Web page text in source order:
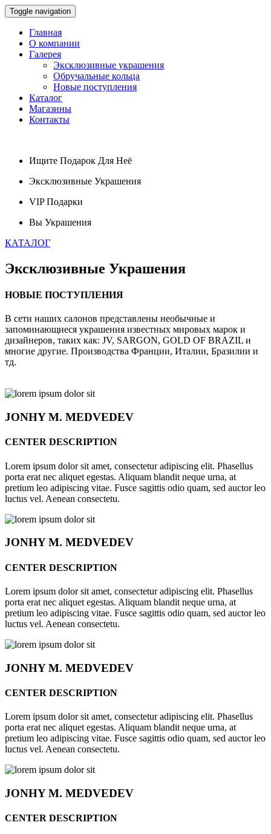
Toggle navigation
Главная
О компании
Галерея
Эксклюзивные украшения
Обручальные кольца
Новые поступления
Каталог
Магазины
Контакты
Ищите Подарок Для Неё
Эксклюзивные Украшения
VIPПодарки
Вы Украшения
КАТАЛОГ
Эксклюзивные Украшения
НОВЫЕ ПОСТУПЛЕНИЯ
В сети наших салонов представлены необычные и
запоминающиеся украшения известных мировых марок и
дизайнеров, таких как: JV, SARGON, GOLD OF BRAZIL и
многие другие. Производства Франции, Италии, Бразилии и
тд.
JONHYM. MEDVEDEV
CENTER DESCRIPTION
Lorem ipsum dolor sit amet, consectetur adipiscing elit. Phasellus
porta erat nec aliquet egestas. Aliquam blandit neque urna, at
pretium leo adipiscing vitae. Fusce sagittis odio quam, sed auctor leo
luctus vel. Aenean consectetu.
JONHYM. MEDVEDEV
CENTER DESCRIPTION
Lorem ipsum dolor sit amet, consectetur adipiscing elit. Phasellus
porta erat nec aliquet egestas. Aliquam blandit neque urna, at
pretium leo adipiscing vitae. Fusce sagittis odio quam, sed auctor leo
luctus vel. Aenean consectetu.
JONHYM. MEDVEDEV
CENTER DESCRIPTION
Lorem ipsum dolor sit amet, consectetur adipiscing elit. Phasellus
porta erat nec aliquet egestas. Aliquam blandit neque urna, at
pretium leo adipiscing vitae. Fusce sagittis odio quam, sed auctor leo
luctus vel. Aenean consectetu.
JONHYM. MEDVEDEV
CENTER DESCRIPTION